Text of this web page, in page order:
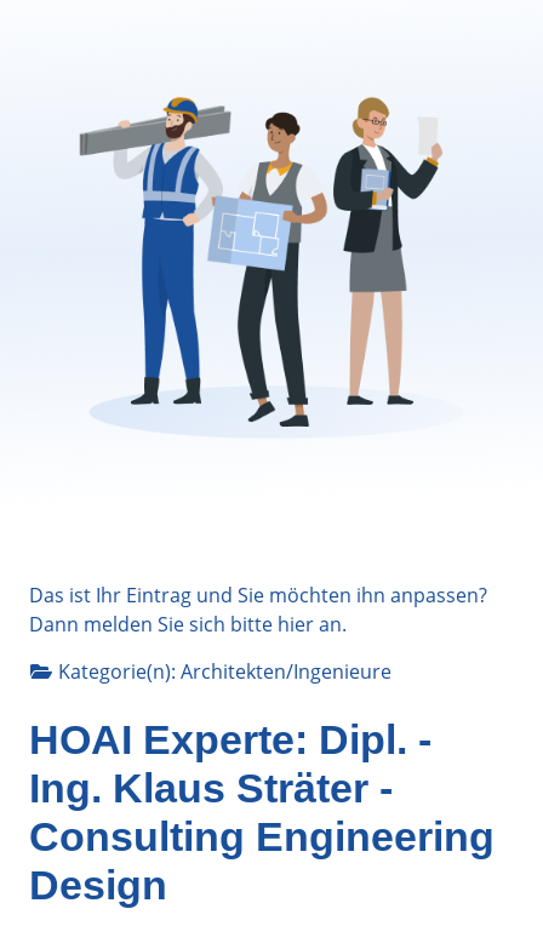
Das ist Ihr Eintrag und Sie möchten ihn anpassen?
Dann melden Sie sich bitte hieran.
Kategorie(n): Architekten/Ingenieure
HOAI Experte: Dipl. -
Ing. Klaus Sträter -
Consulting Engineering
Design